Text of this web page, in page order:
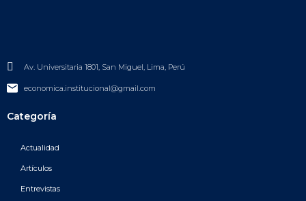
Av. Universitaria 1801, San Miguel, Lima, Perú
economica.institucional@gmail.com
Categoría
Actualidad
Artículos
Entrevistas